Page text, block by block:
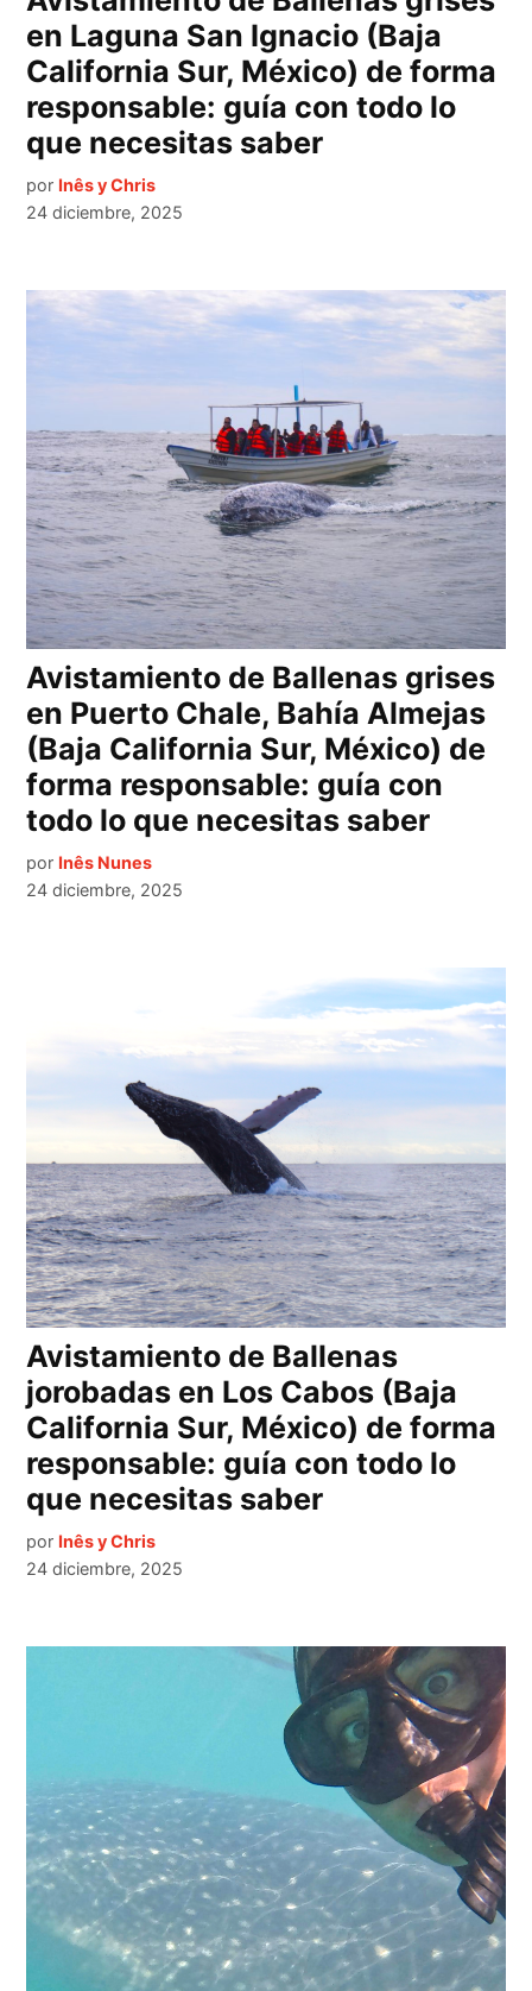
en Laguna San Ignacio (Baja
California Sur, México) de forma
responsable: guía con todo lo
que necesitas saber
por Inês y Chris
24 diciembre, 2025
Avistamiento de Ballenas grises
en Puerto Chale, Bahía Almejas
(Baja California Sur, México) de
forma responsable: guía con
todo lo que necesitas saber
por Inês Nunes
24 diciembre, 2025
Avistamiento de Ballenas
jorobadas en Los Cabos (Baja
California Sur, México) de forma
responsable: guía con todo lo
que necesitas saber
por Inês y Chris
24 diciembre, 2025